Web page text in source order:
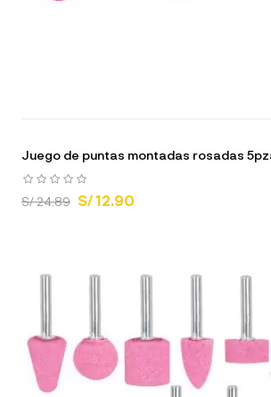
Juego de puntas montadas rosadas
S/ 24.89 S/ 12.90